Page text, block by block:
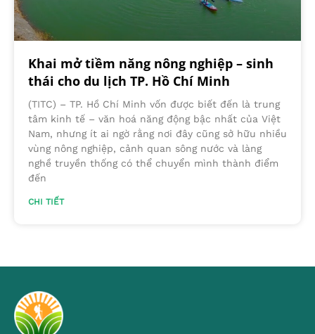
Khai mở tiềm năng nông nghiệp – sinh
thái cho du lịch TP. Hồ Chí Minh
(TITC) – TP. Hồ Chí Minh vốn được biết đến là trung
tâm kinh tế – văn hoá năng động bậc nhất của Việt
Nam, nhưng ít ai ngờ rằng nơi đây cũng sở hữu nhiều
vùng nông nghiệp, cảnh quan sông nước và làng
nghề truyền thống có thể chuyển mình thành điểm
đến
CHI TIẾT